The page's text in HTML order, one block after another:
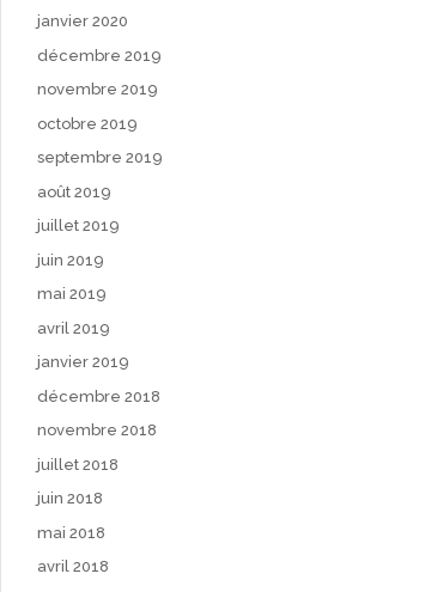
janvier 2020
décembre 2019
novembre 2019
octobre 2019
septembre 2019
août 2019
juillet 2019
juin 2019
mai 2019
avril 2019
janvier 2019
décembre 2018
novembre 2018
juillet 2018
juin 2018
mai 2018
avril 2018